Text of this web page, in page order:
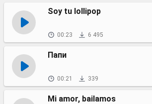
Soy tu lollipop
00:23 6 495
Папи
00:21 339
Mi amor, bailamos